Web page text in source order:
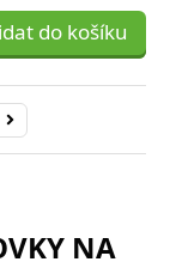
do košíku
NA